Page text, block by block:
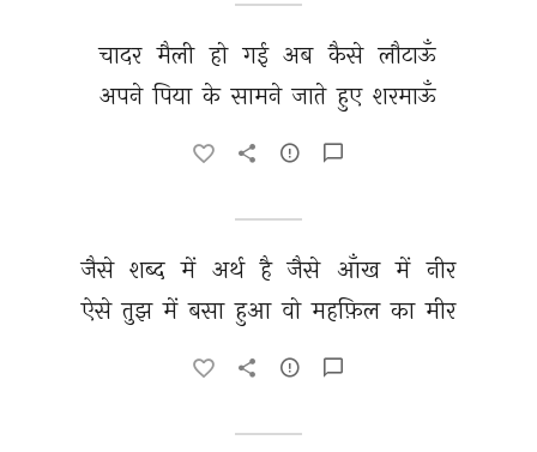
चादर मैली हो गई अब कैसे लौटाऊँ
अपने पिया के सामने जाते हुए शरमाऊँ
जैसे शब्द में अर्थ है जैसे आँख में नीर
ऐसे तुझ में बसा हुआ वो महफ़िल का मीर